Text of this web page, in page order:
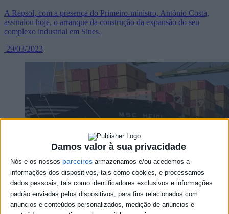
Damos valor à sua privacidade
Nós e os nossos parceiros armazenamos e/ou acedemos a
informações dos dispositivos, tais como cookies, e processamos
dados pessoais, tais como identificadores exclusivos e informações
padrão enviadas pelos dispositivos, para fins relacionados com
anúncios e conteúdos personalizados, medição de anúncios e
A Repsol, com a presença do Primeiro-ministro, António Costa,
assinalou hoje, o arranque da construção da expansão do seu
complexo industrial em Sines.
29/03/2023